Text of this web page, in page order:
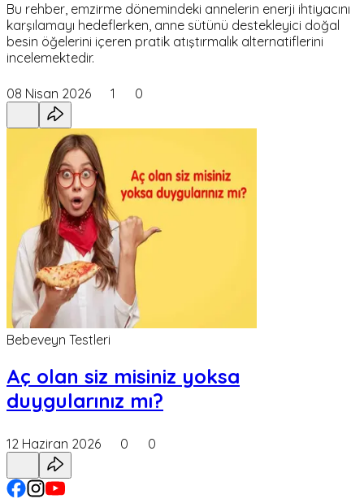
Bu rehber, emzirme dönemindeki annelerin enerji ihtiyacını
karşılamayı hedeflerken, anne sütünü destekleyici doğal
besin öğelerini içeren pratik atıştırmalık alternatiflerini
incelemektedir.
08 Nisan 2026 1 0
Bebeveyn Testleri
Aç olan siz misiniz yoksa
duygularınız mı?
12 Haziran 2026 0 0